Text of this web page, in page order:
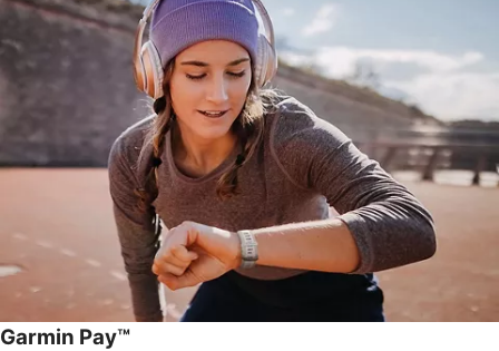
Garmin Pay™